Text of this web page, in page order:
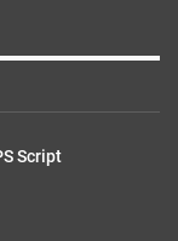
Script